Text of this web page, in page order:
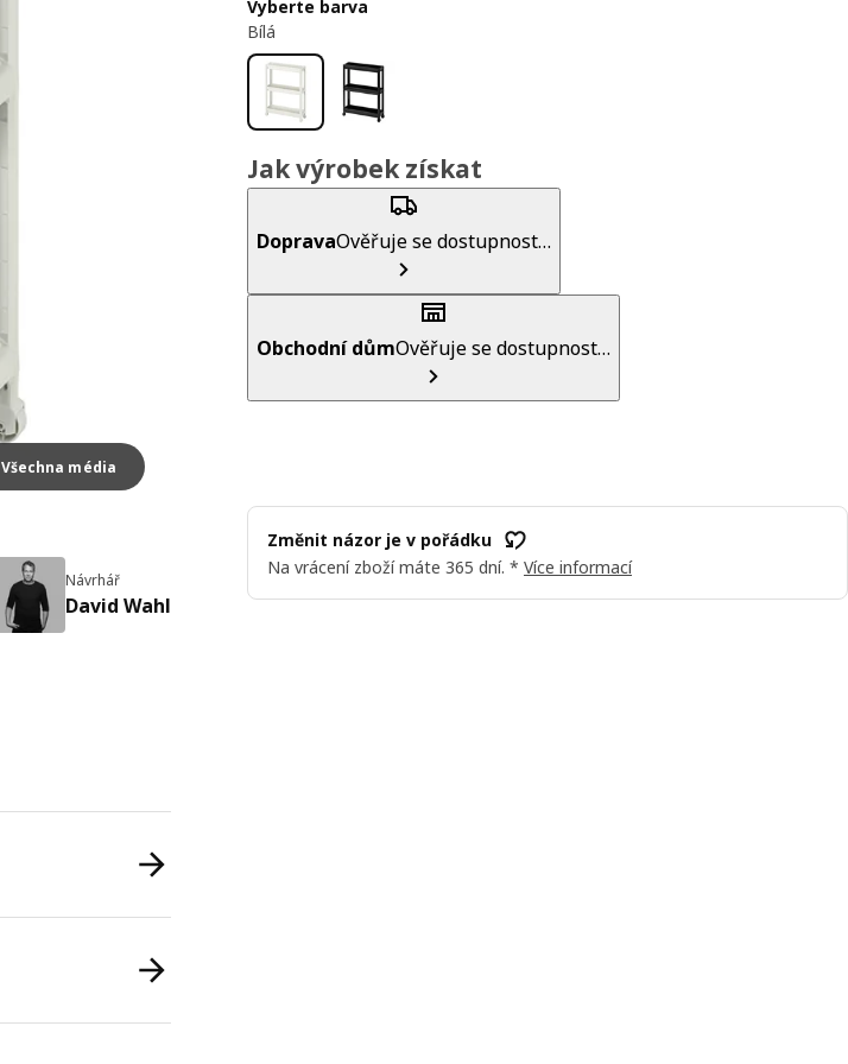
Všechna média
Vyberte barva
Bílá
Jak výrobek získat
DopravaOvěřuje se dostupnost…
Obchodní důmOvěřuje se dostupnost…
Změnit názor je v pořádku
Na vrácení zboží máte 365 dní. * Více informací
Návrhář
David Wahl